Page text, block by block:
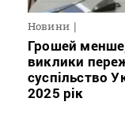
Новини
Грошей
виклики
суспільство
2025 рік